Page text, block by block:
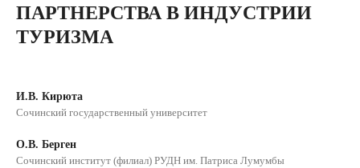
ПАРТНЕРСТВА В ИНДУСТРИИ
ТУРИЗМА
И.В. Кирюта
Сочинский государственный университет
О.В. Берген
Сочинский институт (филиал) РУДН им. Патриса Лумумбы